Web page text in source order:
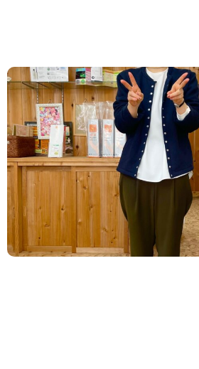
2022.04.02/お客様の声,新着
６ヶ月半で１３kg減！大
Sさん〜〜〜。 おめでとうござ
めにスタートしたダイエット！
ャレです。 好きなスタイルをし